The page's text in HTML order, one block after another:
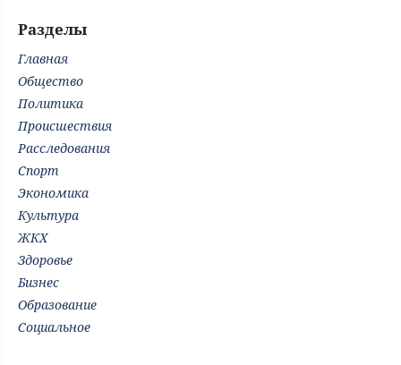
Разделы
Главная
Общество
Политика
Происшествия
Расследования
Спорт
Экономика
Культура
ЖКХ
Здоровье
Бизнес
Образование
Социальное